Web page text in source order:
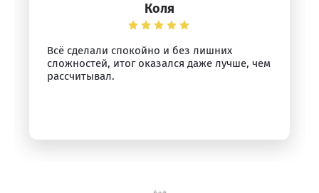
Коля
Всё сделали спокойно и без лишних
сложностей, итог оказался даже лучше, чем
рассчитывал.